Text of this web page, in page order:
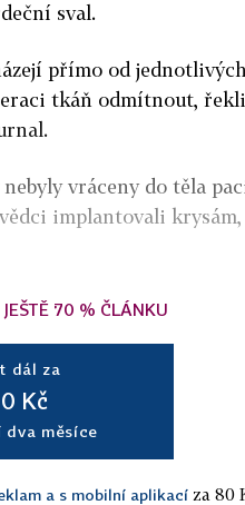
sval.
přímo od
tkáň odmítnout,
vráceny do těla
implantovali
70 % ČLÁNKU
dál za
Kč
dva měsíce
a s mobilní aplikací za 80